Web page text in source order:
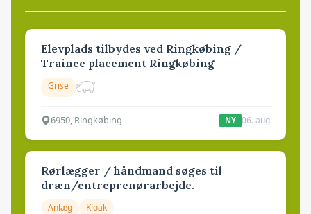
Elevplads tilbydes ved Ringkøbing /
Trainee placement Ringkøbing
Grise
6950, Ringkøbing NY 06. aug.
Rørlægger / håndmand søges til
dræn/entreprenørarbejde.
Anlæg Kloak